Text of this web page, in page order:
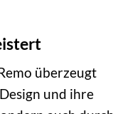
überzeugt
und ihre